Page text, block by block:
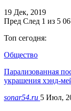
19 Дек, 2019
Пред След 1 из 5
Топ сегодня:
Общество
Парализованная
украшения хэнд-
sonar54.ru 5 Июл,